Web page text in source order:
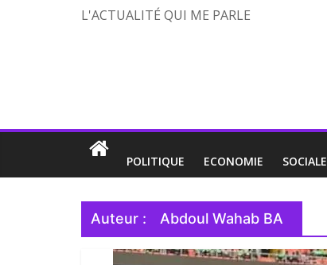
L'ACTUALITÉ QUI ME PARLE
POLITIQUE ECONOMIE SOCIALE
Auteur : Abdoul Wahab BA